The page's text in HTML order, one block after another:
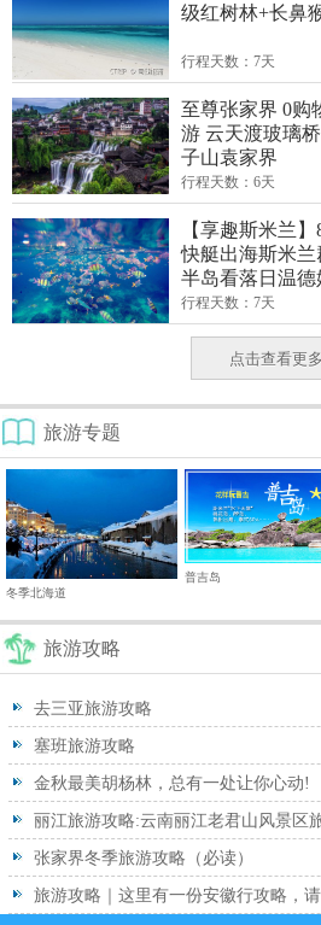
级红树林+长鼻
行程天数：7天
至尊张家界 0购
游 云天渡玻璃
子山袁家界
行程天数：6天
【享趣斯米兰
快艇出海斯米
半岛看落日温德
行程天数：7天
点击查看更多
旅游专题
冬季北海道
普吉岛
旅游攻略
去三亚旅游攻略
塞班旅游攻略
金秋最美胡杨林，总有一处让你心动!
丽江旅游攻略:云南丽江老君山风景区
张家界冬季旅游攻略（必读）
旅游攻略｜这里有一份安徽行攻略，请